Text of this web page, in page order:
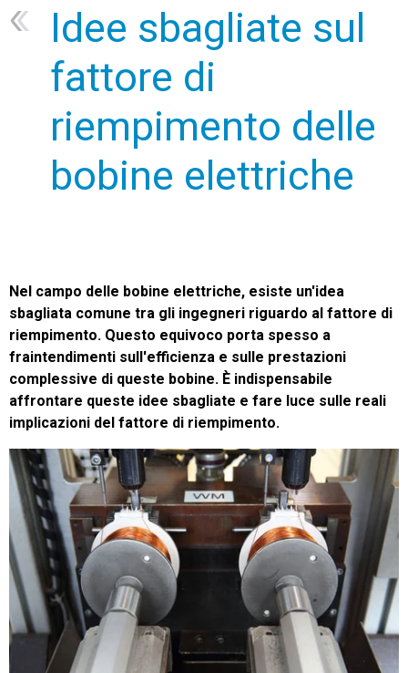
EN FR NL SK SV ZH-CN
Contatti
Idee sbagliate sul
fattore di
riempimento delle
bobine elettriche
Nel campo delle bobine elettriche, esiste un'idea
sbagliata comune tra gli ingegneri riguardo al fattore di
riempimento. Questo equivoco porta spesso a
fraintendimenti sull'efficienza e sulle prestazioni
complessive di queste bobine. È indispensabile
affrontare queste idee sbagliate e fare luce sulle reali
implicazioni del fattore di riempimento.